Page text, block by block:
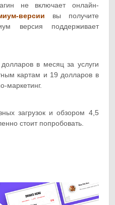
не включает онлайн-
версии вы получите
версия поддерживает
в месяц за услуги
картам и 19 долларов в
маркетинг.
загрузок и обзором 4,5
стоит попробовать.